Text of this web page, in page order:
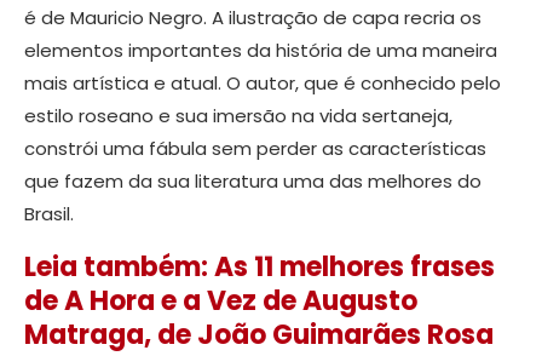
é de Mauricio Negro. A ilustração de capa recria os
elementos importantes da história de uma maneira
mais artística e atual. O autor, que é conhecido pelo
estilo roseano e sua imersão na vida sertaneja,
constrói uma fábula sem perder as características
que fazem da sua literatura uma das melhores do
Brasil.
Leia também: As 11 melhores frases
de A Hora e a Vez de Augusto
Matraga, de João Guimarães Rosa